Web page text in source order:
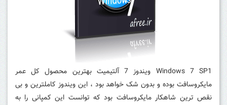
Windows 7 SP1 ویندوز 7 آلتیمیت بهترین محصول کل عمر
مایکروسافت بوده و بدون شک خواهد بود ، این ویندوز کاملترین و بی
نقص ترین شاهکار مایکروسافت بود که توانست این کمپانی را به